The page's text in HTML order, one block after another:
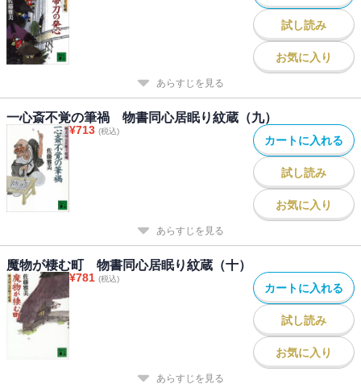
試し読み
お気に入り
あらすじを見る
一心斎不覚の筆禍 物書同心居眠り紋蔵（九）
¥713 (税込)
カートに入れる
試し読み
お気に入り
あらすじを見る
魔物が棲む町 物書同心居眠り紋蔵（十）
¥781 (税込)
カートに入れる
試し読み
お気に入り
あらすじを見る